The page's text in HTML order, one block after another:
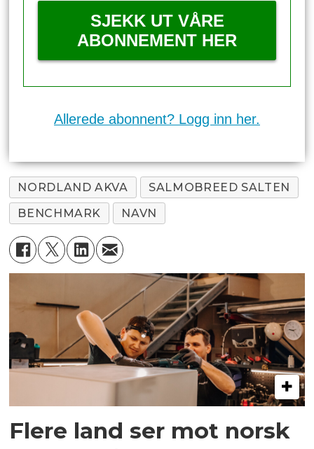
SJEKK UT VÅRE
ABONNEMENT HER
Allerede abonnent? Logg inn her.
NORDLAND AKVA
SALMOBREED SALTEN
BENCHMARK
NAVN
Flere land ser mot norsk